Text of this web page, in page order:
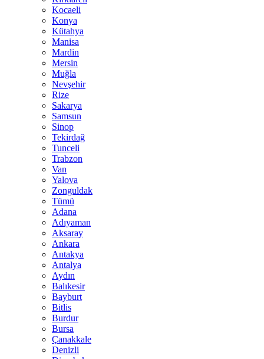
Kocaeli
Konya
Kütahya
Manisa
Mardin
Mersin
Muğla
Nevşehir
Rize
Sakarya
Samsun
Sinop
Tekirdağ
Tunceli
Trabzon
Van
Yalova
Zonguldak
Tümü
Adana
Adıyaman
Aksaray
Ankara
Antakya
Antalya
Aydın
Balıkesir
Bayburt
Bitlis
Burdur
Bursa
Çanakkale
Denizli